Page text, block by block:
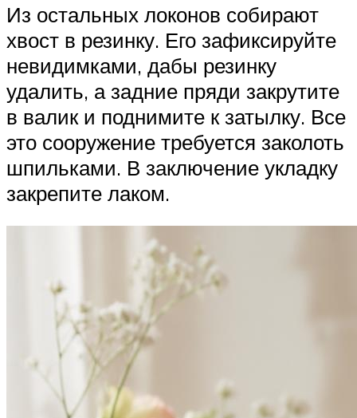
Из остальных локонов собирают
хвост в резинку. Его зафиксируйте
невидимками, дабы резинку
удалить, а задние пряди закрутите
в валик и поднимите к затылку. Все
это сооружение требуется заколоть
шпильками. В заключение укладку
закрепите лаком.